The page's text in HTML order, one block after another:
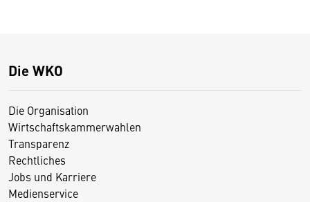
Die WKO
Die Organisation
Wirtschaftskammerwahlen
Transparenz
Rechtliches
Jobs und Karriere
Medienservice